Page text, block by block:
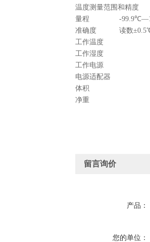
温度测量范围和精度
量程
-
准确度
读数
工作温度
工作湿度
工作电源
电源适配器
体积
净重
留言询价
产品：
您的单位：